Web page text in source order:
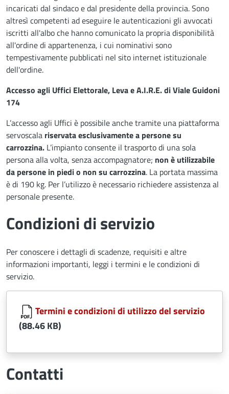
incaricati dal sindaco e dal presidente della provincia. Sono
altresì competenti ad eseguire le autenticazioni gli avvocati
iscritti all'albo che hanno comunicato la propria disponibilità
all'ordine di appartenenza, i cui nominativi sono
tempestivamente pubblicati nel sito internet istituzionale
dell'ordine.
Accesso agli Uffici Elettorale, Leva e A.I.R.E. di Viale Guidoni
174
L’accesso agli Uffici è possibile anche tramite una piattaforma
servoscala riservata esclusivamente a persone su
carrozzina. L’impianto consente il trasporto di una sola
persona alla volta, senza accompagnatore; non è utilizzabile
da persone in piedi o non su carrozzina. La portata massima
è di 190 kg. Per l’utilizzo è necessario richiedere assistenza al
personale presente.
Condizioni di servizio
Per conoscere i dettagli di scadenze, requisiti e altre
informazioni importanti, leggi i termini e le condizioni di
servizio.
Document
Termini e condizioni di utilizzo del servizio
(88.46 KB)
Contatti